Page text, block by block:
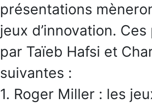
présentations
jeux d’innovation.
par Taïeb Hafsi et
suivantes :
1. Roger Miller : les